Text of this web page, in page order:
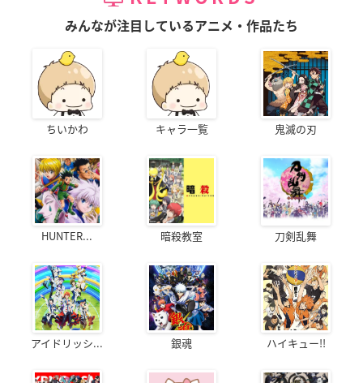
みんなが注目しているアニメ・作品たち
ちいかわ キャラ一覧 鬼滅の刃
HUNTER... 暗殺教室 刀剣乱舞
アイドリッシ... 銀魂 ハイキュー!!